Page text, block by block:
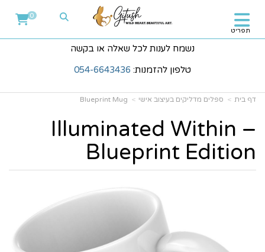
נשמח לענות לכל שאלה או בקשה
טלפון להזמנות: 054-6643436
תפריט
0
דף בית ספלים מדליקים בעיצוב אישי Blueprint Mug
Illuminated Within –
Blueprint Edition